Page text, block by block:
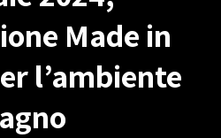
Made in
l’ambiente